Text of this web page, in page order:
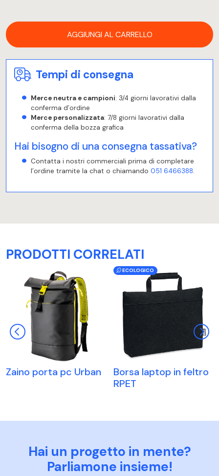
AGGIUNGI AL CARRELLO
Tempi di consegna
Merce neutra e campioni: 3/4 giorni lavorativi dalla
conferma d’ordine
Merce personalizzata: 7/8 giorni lavorativi dalla
conferma della bozza grafica
Hai bisogno di una consegna tassativa?
Contatta i nostri commerciali prima di completare
l’ordine tramite la chat o chiamando 051 6466388.
PRODOTTI CORRELATI
Zaino porta pc Urban
ECOLOGICO
Borsa laptop in feltro
RPET
Hai un progetto in mente?
Parliamone insieme!